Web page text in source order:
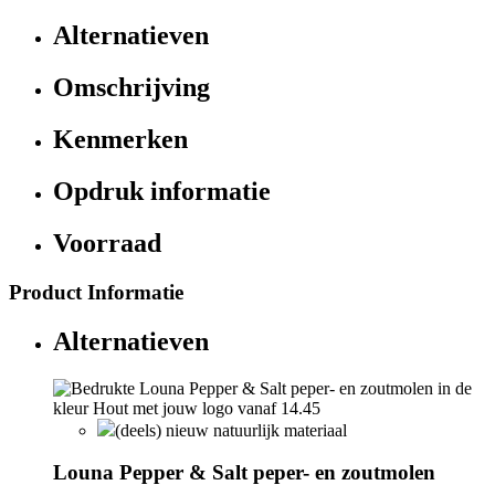
Alternatieven
Omschrijving
Kenmerken
Opdruk informatie
Voorraad
Product Informatie
Alternatieven
(deels) nieuw natuurlijk materiaal
Louna Pepper & Salt peper- en zoutmolen